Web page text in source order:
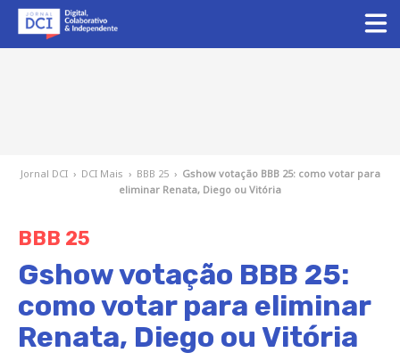
Jornal DCI › DCI Mais › BBB 25 › Gshow votação BBB 25: como votar para
eliminar Renata, Diego ou Vitória
BBB 25
Gshow votação BBB 25:
como votar para eliminar
Renata, Diego ou Vitória